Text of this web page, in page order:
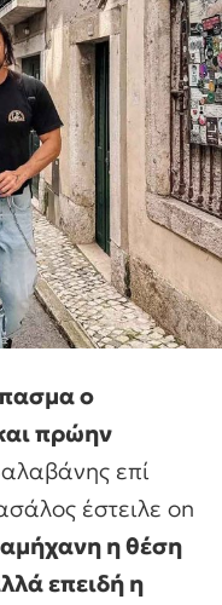
ο
πρώην
επί
έστειλε on
αμήχανη η θέση
επειδή η